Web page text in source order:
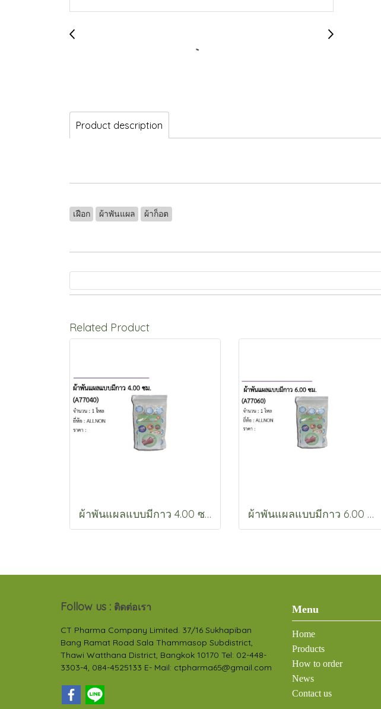
Product description
เฝือก ผ้าพันแผล ผ้าก็อต
Related Product
ผ้าพันแผลแบบมีกาว 4.00 ซม. (A77040) ผ้าพันแผลแบบมีกาว 6.00 ซม. (A77060)
Follow us : ติดต่อเรา
CT Pharma Company Limited. 37/16 Sukhapiban
Bang Ramat Road Sala Thammasop Subdistrict,
Thawi Watthana District, Bangkok 10170 Tel: 02-448-
3303-4, 084-4525133 E- Mail: ctpharma65@gmail.com
Menu
Home
Products
How to order
News
Contact us